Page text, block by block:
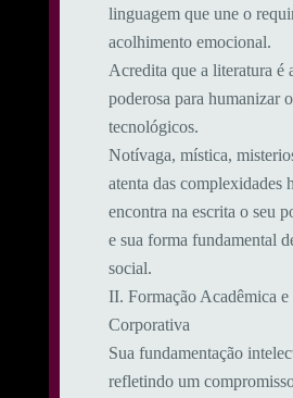
linguagem que une o
acolhimento emocional.
​Acredita que a literatura é
poderosa para humanizar
tecnológicos.
Notívaga, mística,
atenta das complexidades
encontra na escrita o seu
e sua forma fundamental
social.
​II. Formação Acadêmica e
Corporativa
​Sua fundamentação
refletindo um